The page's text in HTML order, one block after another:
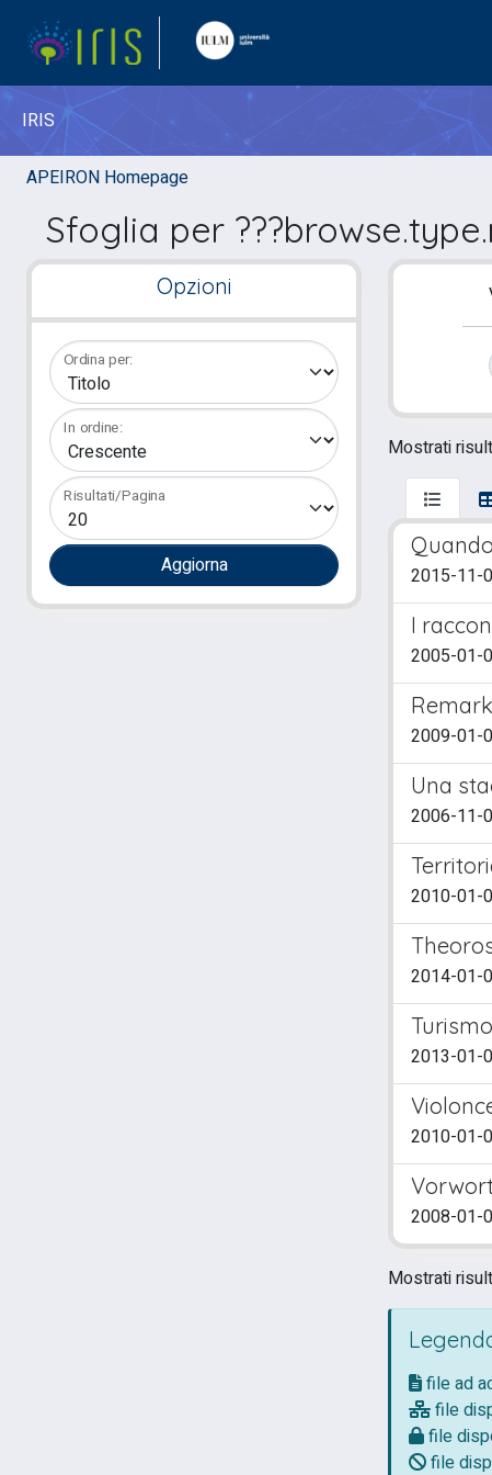
IRIS
APEIRON Homepage
Sfoglia per
Opzioni
Ordina per:
In ordine:
Risultati/Pagina
Mostrati
2015-11-
I
2005-01-
2009-01-
Una
2006-11-
2010-01-
2014-01-
2013-01-
2010-01-
Vorwort
2008-01-
Mostrati
file ad
file
file
file